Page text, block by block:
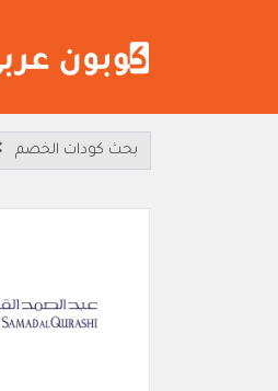
بحث كودات الخصم